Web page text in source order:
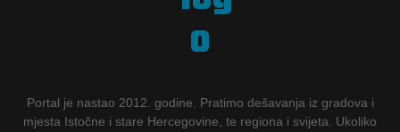
Portal je nastao 2012. godine. Pratimo dešavanja iz gradova i
mjesta Istočne i stare Hercegovine, te regiona i svijeta. Ukoliko